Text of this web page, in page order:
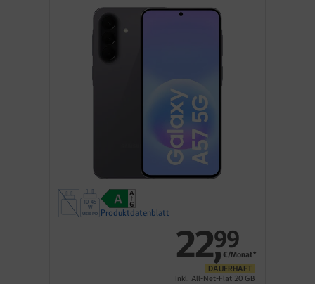
Produktdatenblatt
22,
99
€/Monat*
DAUERHAFT
Inkl. All-Net-Flat 20 GB